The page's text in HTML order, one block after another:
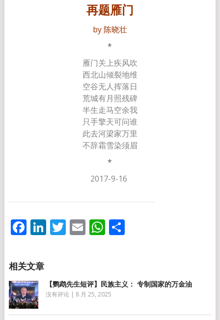
再题雁门
by 陈晓壮
*
雁门关上疾风吹
西北山倾裂地维
空谷无人挥落日
荒城有月照残碑
半生走马空余我
只手擎天可问谁
此去河梁家万里
不辞霜雪染须眉
*
2017-9-16
Facebook
LinkedIn
Twitter
EmailWhatsApp
分
【鹦鹉先生短评】民族主义： 专制国家的万金油
没有评论 | 8 月 25, 2025